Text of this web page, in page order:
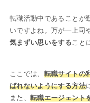
転職活動中であることが
いですよね。万が一上司
気まずい思いをすること
ここでは、 転職サイトの
ばれないようにする方法
また、転職エージェント